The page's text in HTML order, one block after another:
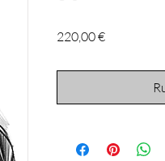
220,00 €Prix